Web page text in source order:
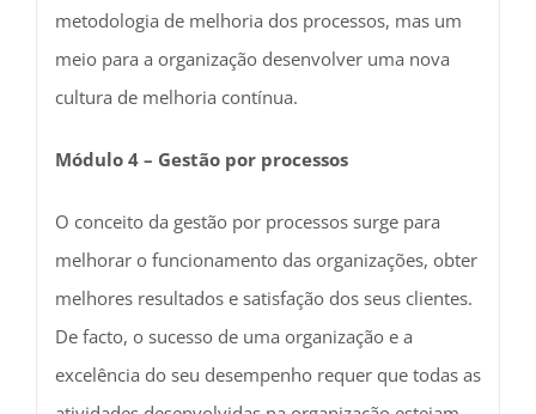
metodologia de melhoria dos processos, mas um
meio para a organização desenvolver uma nova
cultura de melhoria contínua.
Módulo 4 – Gestão por processos
O conceito da gestão por processos surge para
melhorar o funcionamento das organizações, obter
melhores resultados e satisfação dos seus clientes.
De facto, o sucesso de uma organização e a
excelência do seu desempenho requer que todas as